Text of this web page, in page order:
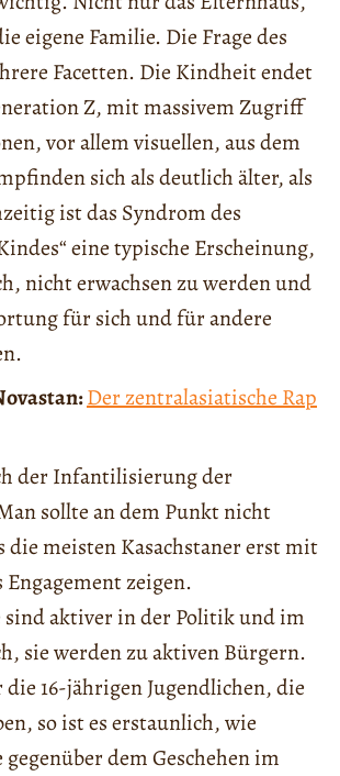
eigene Familie. Die Frage des
Facetten. Die Kindheit endet
Z, mit massivem Zugriff
vor allem visuellen, aus dem
sich als deutlich älter, als
ist das Syndrom des
eine typische Erscheinung,
nicht erwachsen zu werden und
für sich und für andere
Der zentralasiatische Rap
der Infantilisierung der
sollte an dem Punkt nicht
die meisten Kasachstaner erst mit
Engagement zeigen.
aktiver in der Politik und im
sie werden zu aktiven Bürgern.
die 16-jährigen Jugendlichen, die
so ist es erstaunlich, wie
dem Geschehen im